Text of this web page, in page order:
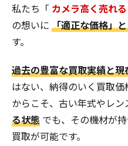
私たち「 カメラ高く売れ
の想いに 「適正な価格」
す。
過去の豊富な買取実績と
はない、納得のいく買取
からこそ、古い年式やレン
る状態 でも、その機材が
買取が可能です。